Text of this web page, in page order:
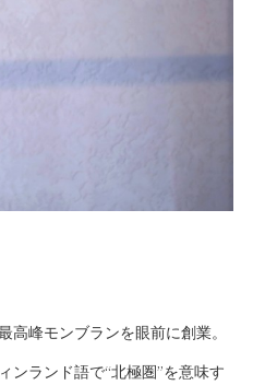
高峰モンブランを眼前に創業。
ンランド語で“北極圏”を意味す